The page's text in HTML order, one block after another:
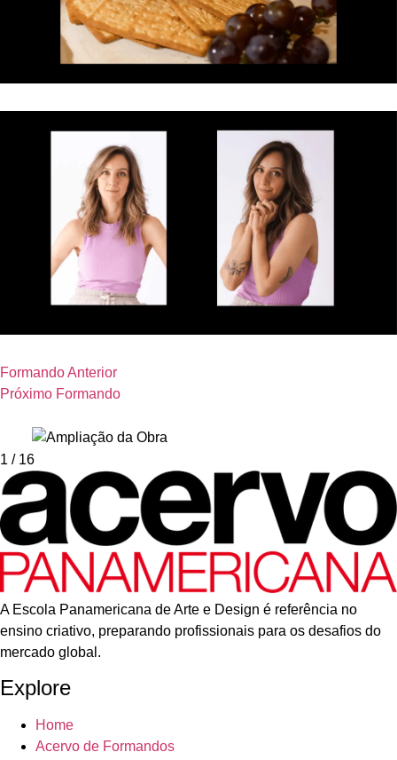
Formando Anterior
Próximo Formando
1 / 16
A Escola Panamericana de Arte e Design é referência no
ensino criativo, preparando profissionais para os desafios do
mercado global.
Explore
Home
Acervo de Formandos